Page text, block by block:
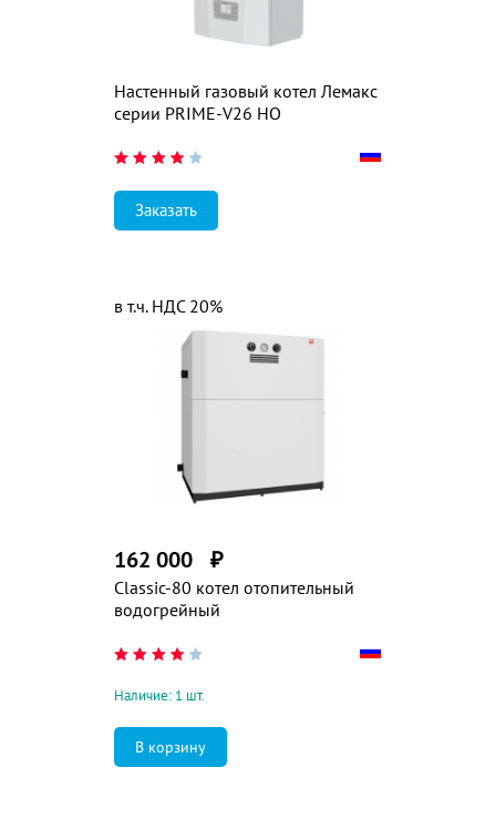
Настенный газовый котел Лемакс
серии PRIME-V26 НО
Заказать
Classic-80 котел отопительный
водогрейный
162 000 ₽
в т.ч. НДС 20%
Наличие: 1 шт.